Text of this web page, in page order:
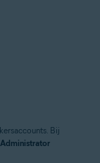
Bij
Administrator